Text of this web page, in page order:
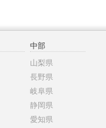
中部
山梨県
長野県
岐阜県
静岡県
愛知県